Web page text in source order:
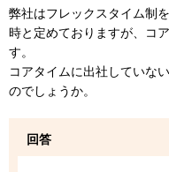
弊社はフレックスタイム制
時と定めておりますが、コ
す。
コアタイムに出社していな
のでしょうか。
回答